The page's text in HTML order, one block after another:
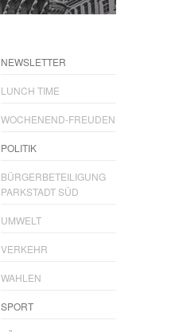
NEWSLETTER
LUNCH TIME
WOCHENEND-FREUDEN
POLITIK
BÜRGERBETEILIGUNG
PARKSTADT SÜD
UMWELT
VERKEHR
WAHLEN
SPORT